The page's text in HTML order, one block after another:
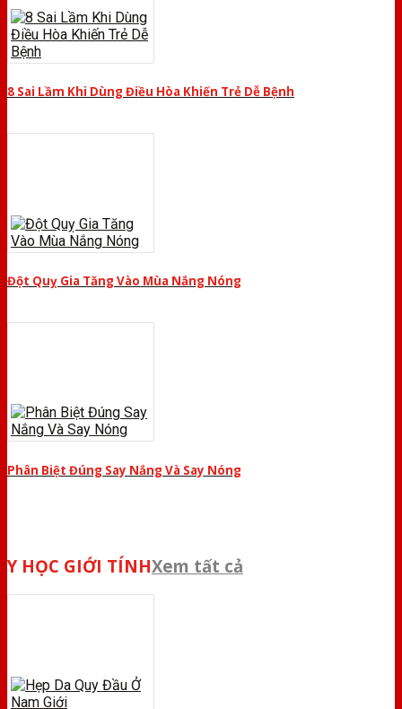
8 Sai Lầm Khi Dùng Điều Hòa Khiến Trẻ Dễ Bệnh
Đột Quỵ Gia Tăng Vào Mùa Nắng Nóng
Phân Biệt Đúng Say Nắng Và Say Nóng
Y HỌC GIỚI TÍNHXem tất cả